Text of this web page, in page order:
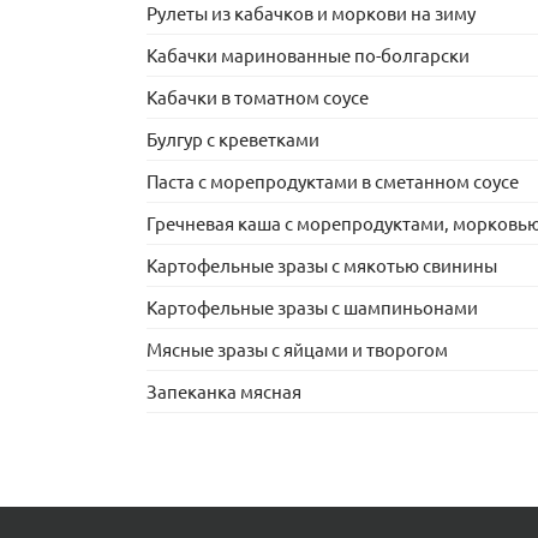
Рулеты из кабачков и моркови на зиму
Кабачки маринованные по-болгарски
Кабачки в томатном соусе
Булгур с креветками
Паста с морепродуктами в сметанном соусе
Гречневая каша с морепродуктами,
Картофельные зразы с мякотью свинины
Картофельные зразы с шампиньонами
Мясные зразы с яйцами и творогом
Запеканка мясная